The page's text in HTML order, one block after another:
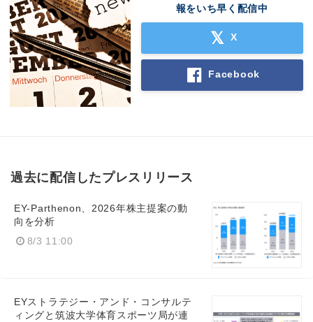
報をいち早く配信中
X
Facebook
過去に配信したプレスリリース
EY-Parthenon、2026年株主提案の動
向を分析
8/3 11:00
EYストラテジー・アンド・コンサルテ
ィングと筑波大学体育スポーツ局が連